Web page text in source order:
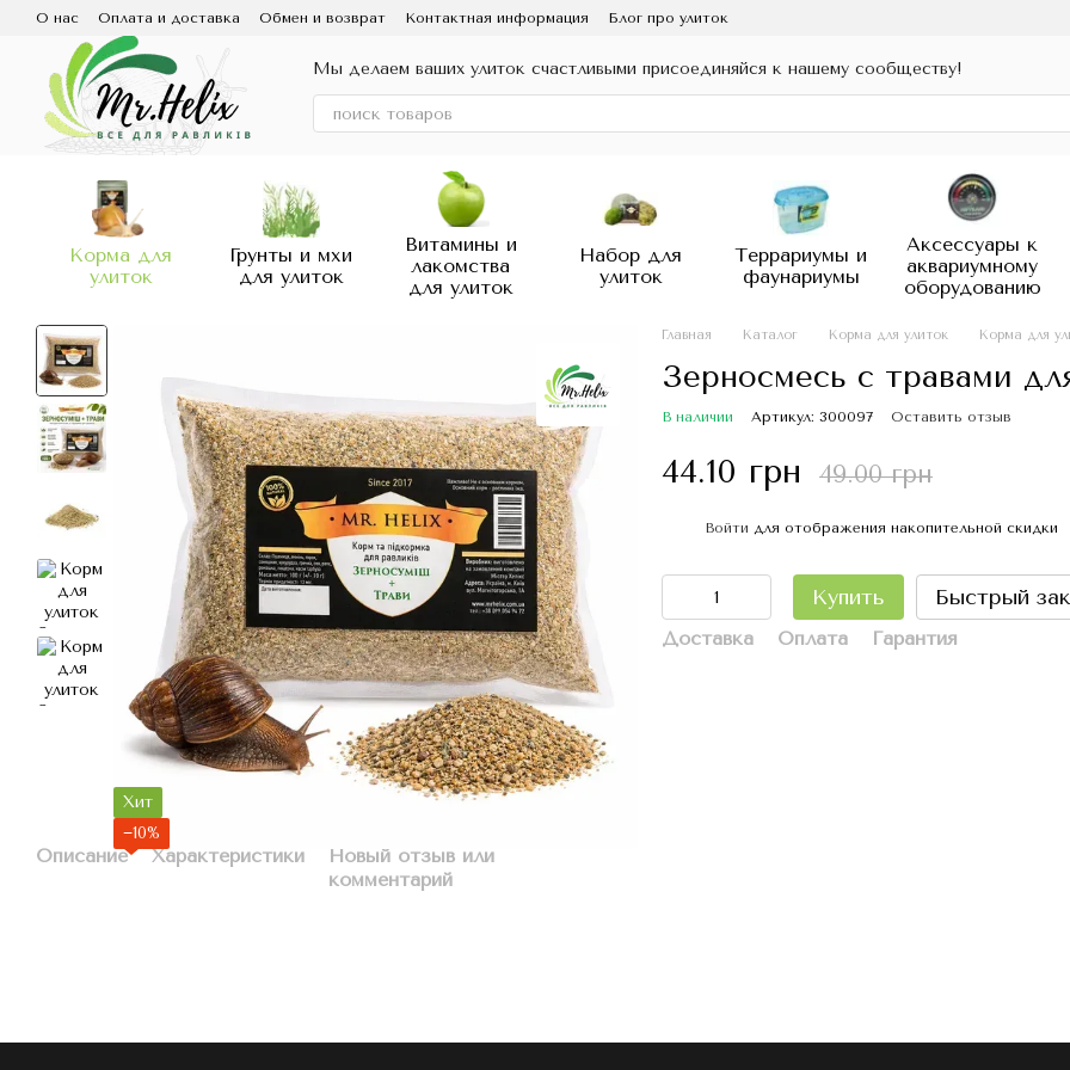
Перейти к основному контенту
О нас Оплата и доставка Обмен и возврат Контактная информация Блог про улиток
Мы делаем ваших улиток счастливыми присоединяйся к нашему сообществу!
Корма для
улиток
Грунты и мхи
для улиток
Витамины и
лакомства
для улиток
Набор для
улиток
Террариумы и
фаунариумы
Аксессуары к
аквариумному
оборудованию
Хит
−10%
Описание Характеристики
Новый отзыв или
комментарий
Главная Каталог Корма для улиток Корма для
Зерносмесь с травами
В наличии Артикул: 300097 Оставить отзыв
44.10 грн 49.00 грн
Войти для отображения накопительной скидки
Купить Быстрый
Доставка Оплата Гарантия